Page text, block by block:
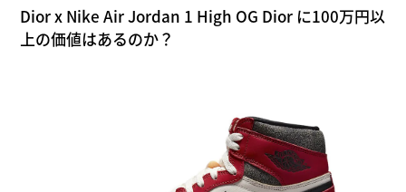
Dior x Nike Air Jordan 1 High OG Dior に100万円以
上の価値はあるのか？